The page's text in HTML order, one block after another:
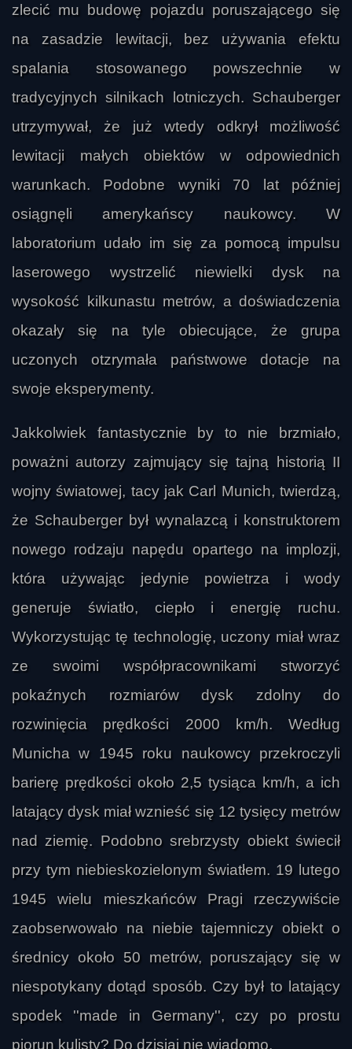
zlecić mu budowę pojazdu poruszającego się
na zasadzie lewitacji, bez używania efektu
spalania stosowanego powszechnie w
tradycyjnych silnikach lotniczych. Schauberger
utrzymywał, że już wtedy odkrył możliwość
lewitacji małych obiektów w odpowiednich
warunkach. Podobne wyniki 70 lat później
osiągnęli amerykańscy naukowcy. W
laboratorium udało im się za pomocą impulsu
laserowego wystrzelić niewielki dysk na
wysokość kilkunastu metrów, a doświadczenia
okazały się na tyle obiecujące, że grupa
uczonych otzrymała państwowe dotacje na
swoje eksperymenty.
Jakkolwiek fantastycznie by to nie brzmiało,
poważni autorzy zajmujący się tajną historią II
wojny światowej, tacy jak Carl Munich, twierdzą,
że Schauberger był wynalazcą i konstruktorem
nowego rodzaju napędu opartego na implozji,
która używając jedynie powietrza i wody
generuje światło, ciepło i energię ruchu.
Wykorzystując tę technologię, uczony miał wraz
ze swoimi współpracownikami stworzyć
pokaźnych rozmiarów dysk zdolny do
rozwinięcia prędkości 2000 km/h. Według
Municha w 1945 roku naukowcy przekroczyli
barierę prędkości około 2,5 tysiąca km/h, a ich
latający dysk miał wznieść się 12 tysięcy metrów
nad ziemię. Podobno srebrzysty obiekt świecił
przy tym niebieskozielonym światłem. 19 lutego
1945 wielu mieszkańców Pragi rzeczywiście
zaobserwowało na niebie tajemniczy obiekt o
średnicy około 50 metrów, poruszający się w
niespotykany dotąd sposób. Czy był to latający
spodek ''made in Germany'', czy po prostu
piorun kulisty? Do dzisiaj nie wiadomo.